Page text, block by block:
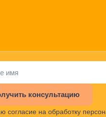
консультацию
согласие на обработку